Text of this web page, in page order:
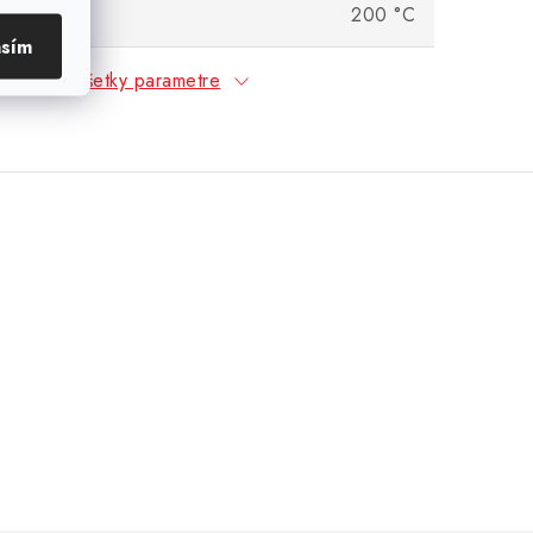
200 °C
Všetky parametre